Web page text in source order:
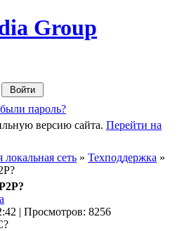
Group
пароль?
версию сайта. Перейти на
локальная сеть » Техподдержка »
| Просмотров: 8256